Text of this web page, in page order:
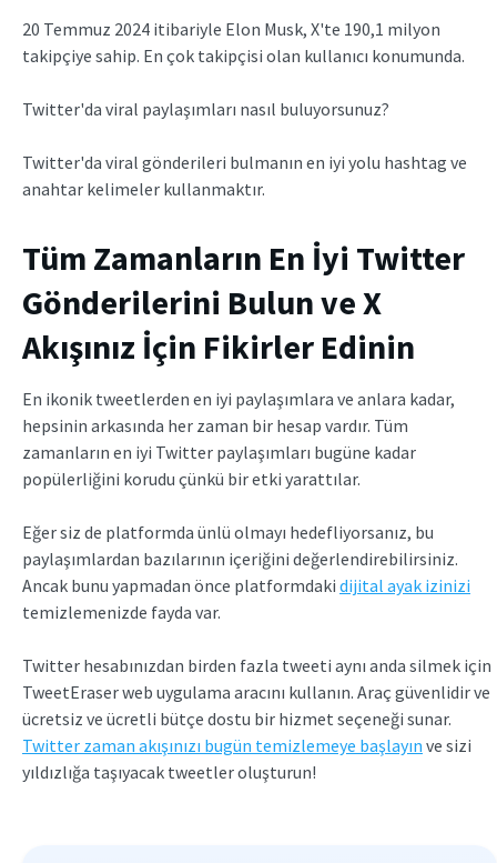
20 Temmuz 2024 itibariyle Elon Musk, X'te 190,1 milyon
takipçiye sahip. En çok takipçisi olan kullanıcı konumunda.
Twitter'da viral paylaşımları nasıl buluyorsunuz?
Twitter'da viral gönderileri bulmanın en iyi yolu hashtag ve
anahtar kelimeler kullanmaktır.
Tüm Zamanların En İyi Twitter
Gönderilerini Bulun ve X
Akışınız İçin Fikirler Edinin
En ikonik tweetlerden en iyi paylaşımlara ve anlara kadar,
hepsinin arkasında her zaman bir hesap vardır. Tüm
zamanların en iyi Twitter paylaşımları bugüne kadar
popülerliğini korudu çünkü bir etki yarattılar.
Eğer siz de platformda ünlü olmayı hedefliyorsanız, bu
paylaşımlardan bazılarının içeriğini değerlendirebilirsiniz.
Ancak bunu yapmadan önce platformdaki dijital ayak izinizi
temizlemenizde fayda var.
Twitter hesabınızdan birden fazla tweeti aynı anda silmek için
TweetEraser web uygulama aracını kullanın. Araç güvenlidir ve
ücretsiz ve ücretli bütçe dostu bir hizmet seçeneği sunar.
Twitter zaman akışınızı bugün temizlemeye başlayın ve sizi
yıldızlığa taşıyacak tweetler oluşturun!